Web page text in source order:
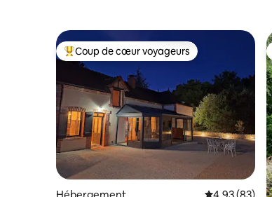
Coups de cœur voyageurs les plus appréciés
Coup de cœur voyageurs